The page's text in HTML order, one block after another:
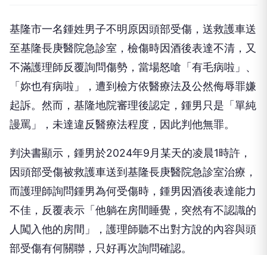
基隆市一名鍾姓男子不明原因頭部受傷，送救護車送
至基隆長庚醫院急診室，檢傷時因酒後表達不清，又
不滿護理師反覆詢問傷勢，當場怒嗆「有毛病啦」、
「妳也有病啦」，遭到檢方依醫療法及公然侮辱罪嫌
起訴。然而，基隆地院審理後認定，鍾男只是「單純
謾罵」，未達違反醫療法程度，因此判他無罪。
判決書顯示，鍾男於2024年9月某天的凌晨1時許，
因頭部受傷被救護車送到基隆長庚醫院急診室治療，
而護理師詢問鍾男為何受傷時，鍾男因酒後表達能力
不佳，反覆表示「他躺在房間睡覺，突然有不認識的
人闖入他的房間」，護理師聽不出對方說的內容與頭
部受傷有何關聯，只好再次詢問確認。